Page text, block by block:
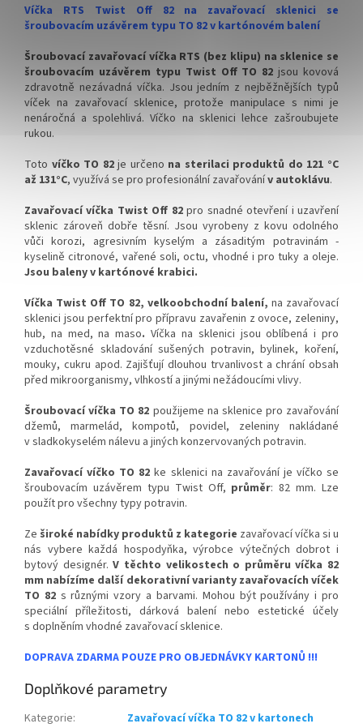
zdarma
✅ Víčka skladem a ihned k
odeslání!
!!! DOPRAVA ZDARMA POUZE
PRO OBJEDNÁVKY KARTONŮ
!!!
Velkoobchodní balení.
zdarma
✅ Víčka skladem a ihned k
odeslání!
!!! DOPRAVA ZDARMA POUZE
PRO OBJEDNÁVKY KARTONŮ
!!!
Velkoobchodní balení.
Víčka RTS Twist Off 82 na zavařovací sklenici se
šroubovacím uzávěrem typu TO 82 v kartónovém balení
Šroubovací zavařovací víčka RTS (bez klipu) na sklenice se
šroubovacím uzávěrem typu Twist Off TO 82 jsou kovová
zdravotně nezávadná víčka. Jsou jedním z nejběžnějších typů
víček na zavařovací sklenice, protože manipulace s nimi je
nenáročná a spolehlivá. Víčko na sklenici lehce zašroubujete
rukou.
Toto víčko TO 82je určeno na sterilaci produktů do 121 °C
až 131°C, využívá se pro profesionální zavařovánív autoklávu.
Zavařovací víčka Twist Off 82pro snadné otevření i uzavření
sklenic zároveň dobře těsní. Jsou vyrobeny z kovu odolného
vůči korozi, agresivním kyselým a zásaditým potravinám -
kyselině citronové, vařené soli, octu, vhodné i pro tuky a oleje.
Jsou baleny v kartónové krabici.
Víčka Twist Off TO 82, velkoobchodní balení, na zavařovací
sklenici jsou perfektní pro přípravu zavařenin z ovoce, zeleniny,
hub, na med, na maso. Víčka na sklenici jsou oblíbená i pro
vzduchotěsné skladování sušených potravin, bylinek, koření,
mouky, cukru apod. Zajišťují dlouhou trvanlivost a chrání obsah
před mikroorganismy, vlhkostí a jinými nežádoucími vlivy.
Šroubovací víčka TO 82 použijeme na sklenice pro zavařování
džemů, marmelád, kompotů, povidel, zeleniny nakládané
v sladkokyselém nálevu a jiných konzervovaných potravin.
Zavařovací víčko TO 82 ke sklenici na zavařování je víčko se
šroubovacím uzávěrem typu Twist Off, průměr: 82 mm. Lze
použít pro všechny typy potravin.
Ze široké nabídky produktů z kategorie zavařovací víčka si u
nás vybere každá hospodyňka, výrobce výtečných dobrot i
bytový designér.V těchto velikostech o průměru víčka 82
mm nabízíme další dekorativní varianty zavařovacích víček
TO 82s různými vzory a barvami. Mohou být používány i pro
speciální příležitosti, dárková balení nebo estetické účely
s doplněním vhodné zavařovací sklenice.
DOPRAVA ZDARMA POUZE PRO OBJEDNÁVKY KARTONŮ !!!
Doplňkové parametry
Kategorie:
Zavařovací víčka TO 82 v kartonech